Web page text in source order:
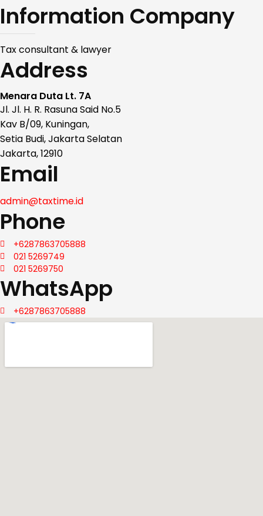
Information Company
Tax consultant & lawyer
Address
Menara Duta Lt. 7A
Jl. Jl. H. R. Rasuna Said No.5
Kav B/09, Kuningan,
Setia Budi, Jakarta Selatan
Jakarta, 12910
Email
admin@taxtime.id
Phone
+6287863705888
021 5269749
021 5269750
WhatsApp
+6287863705888